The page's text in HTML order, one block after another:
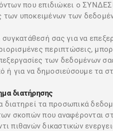
που επιδιώκει ο
των υποκειμένων των
σας για να
περιπτώσεις,
των δεδομένων
ή για να δημοσιεύσουμε τα
διατήρησης
τα προσωπικά
σκοπών που αναφέρονται
πιθανών δικαστικών